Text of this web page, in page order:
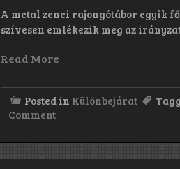
had
before
the
so
much
Terry,
it
was
A metal zenei rajongótábor egyik
szívesen emlékezik meg az
Read More
Posted in Különbejárat
Commenton
METALLICA
Szeptember